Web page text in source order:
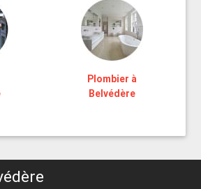
Plombier à
Belvédère